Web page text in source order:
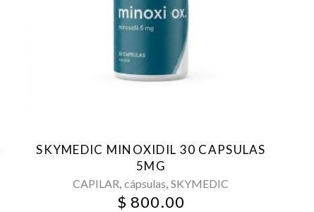
SKYMEDIC MINOXIDIL 30 CAPSULAS
5MG
CAPILAR,cápsulas,SKYMEDIC
$ 800.00